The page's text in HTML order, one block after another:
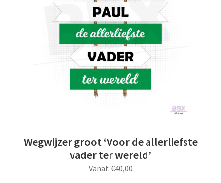
Wegwijzer groot ‘Voor de allerliefste
vader ter wereld’
Vanaf: €40,00